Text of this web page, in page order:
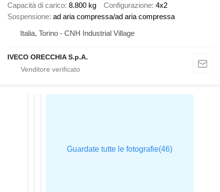
Capacità di carico 8.800 kg Configurazione 4x2
Sospensione ad aria compressa/ad aria compressa
Italia, Torino - CNH Industrial Village
IVECO ORECCHIA S.p.A.